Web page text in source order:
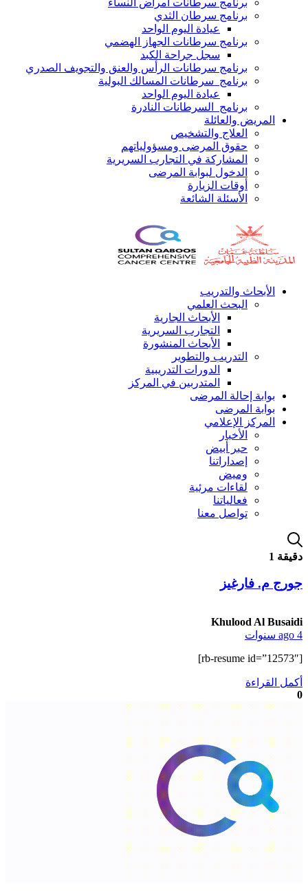
برنامج سرطانات أمراض النساء
برنامج سرطان الثدي
عيادة اليوم الواحد
برنامج سرطانات الجهاز الهضمي
سجل جراحة الكبد
برنامج سرطانات الرأس والعنق والتجويف الصدري
برنامج سرطانات المسالك البولية
عيادة اليوم الواحد
برنامج السرطانات النادرة
المريض والعائلة
العلاج والتشخيص
حقوق المرضى ومسؤولياتهم
المشاركة في التجارب السريرية
الدخول لبوابة المرضى
أوقات الزيارة
الأسئلة الشائعة
الأبحاث والتدريب
البحث العلمي
الأبحاث الجارية
التجارب السريرية
الأبحاث المنشورة
التدريب والتطوير
الدورات التدريبية
المتدربين في المركز
بوابة إحالة المرضى
بوابة المرضى
المركز الإعلامي
الأخبار
حبر أبيض
إصداراتنا
وميض
لقاءات مرئية
فعالياتنا
تواصل معنا
دقيقة 1
جورج م. فارغيز
Khulood Al Busaidi
ago 4 سنوات
[rb-resume id=”12573″]
أكمل القراءة
0